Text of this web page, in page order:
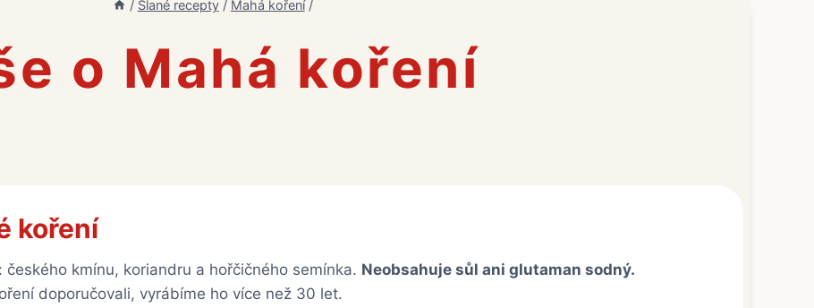
/ Slané recepty / Mahá koření /
o Mahá koření
koření
kmínu, koriandru a hořčičného semínka. Neobsahuje sůl ani glutaman sodný.
doporučovali, vyrábíme ho více než 30 let.